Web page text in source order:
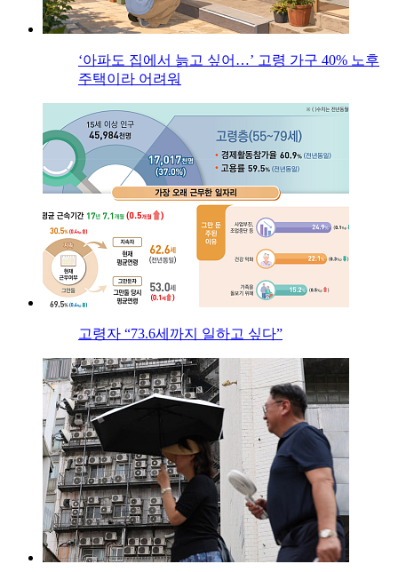
‘아파도 집에서 늙고 싶어…’ 고령 가구 40% 노후
주택이라 어려워
고령자 “73.6세까지 일하고 싶다”